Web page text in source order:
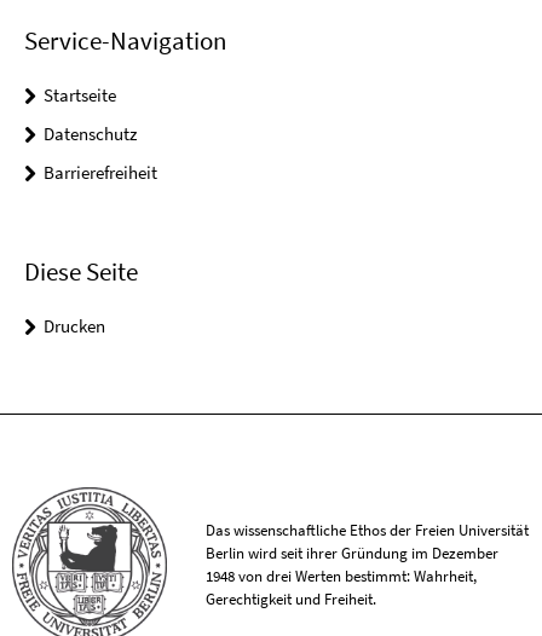
Service-Navigation
Startseite
Datenschutz
Barrierefreiheit
Diese Seite
Drucken
Das wissenschaftliche Ethos der Freien Universität
Berlin wird seit ihrer Gründung im Dezember
1948 von drei Werten bestimmt: Wahrheit,
Gerechtigkeit und Freiheit.